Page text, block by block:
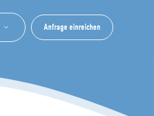
Anfrage einreichen